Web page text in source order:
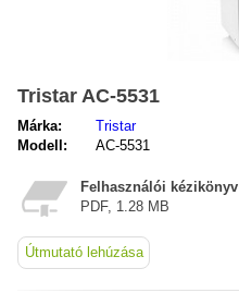
Tristar AC-5531
Márka:
Tristar
Modell:
AC-5531
Felhasználói kézikönyv
PDF, 1.28 MB
Útmutató lehúzása